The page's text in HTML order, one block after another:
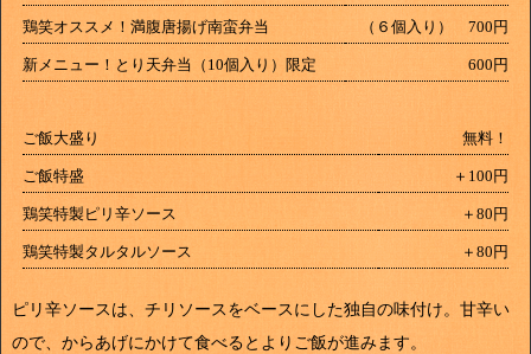
鶏笑オススメ！満腹唐揚げ南蛮弁当 （６個入り） 700円
新メニュー！とり天弁当（10個入り）限定 600円
ご飯大盛り 無料！
ご飯特盛 ＋100円
鶏笑特製ピリ辛ソース ＋80円
鶏笑特製タルタルソース ＋80円
ピリ辛ソースは、チリソースをベースにした独自の味付け。甘辛い
ので、からあげにかけて食べるとよりご飯が進みます。